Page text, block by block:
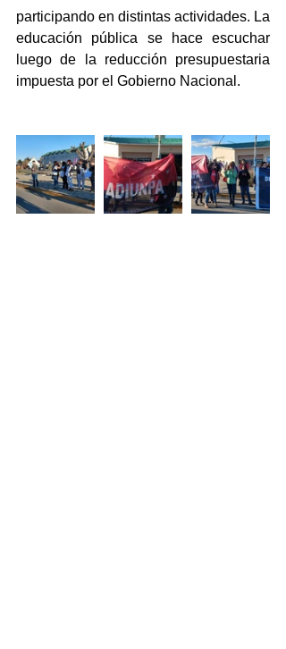
participando en distintas actividades. La
educación pública se hace escuchar
luego de la reducción presupuestaria
impuesta por el Gobierno Nacional.